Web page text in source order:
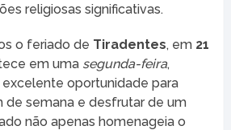
religiosas significativas.
o feriado de Tiradentes, em 21
em uma segunda-feira,
oportunidade para
de semana e desfrutar de um
não apenas homenageia o